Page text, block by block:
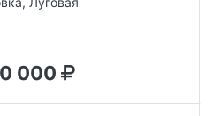
000